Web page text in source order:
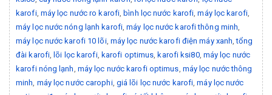
karofi, máy lọc nước ro karofi ,bình lọc nước karofi ,máy lọc karofi,
máy lọc nước nóng lạnh karofi,máy lọc nước karofi thông minh
máy lọc nước karofi 10 lõi, máy lọc nước karofi điện máy xanh ,tổng
đài karofi ,lõi lọc karofi, karofi optimus ,karofi ksi80, máy lọc nước
karofi nóng lạnh máy lọc nước karofi optimus máy lọc nước thông
minh máy lọc nước carophi, giá lõi lọc nước karofi ,máy lọc nước